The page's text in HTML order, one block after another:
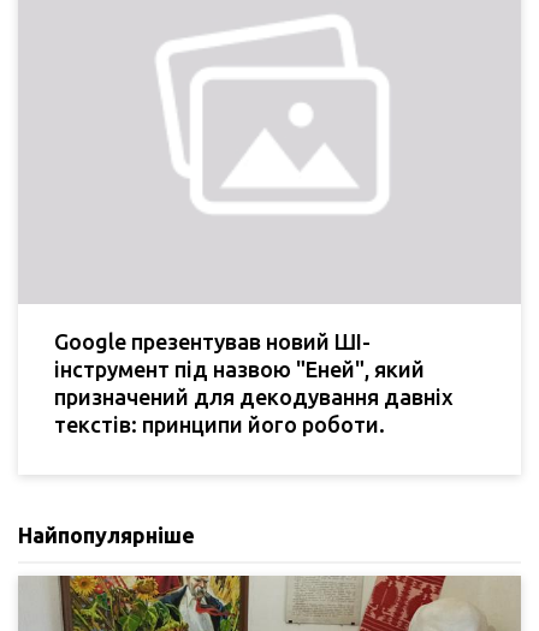
Google презентував новий ШІ-
інструмент під назвою "Еней", який
призначений для декодування давніх
текстів: принципи його роботи.
Найпопулярніше